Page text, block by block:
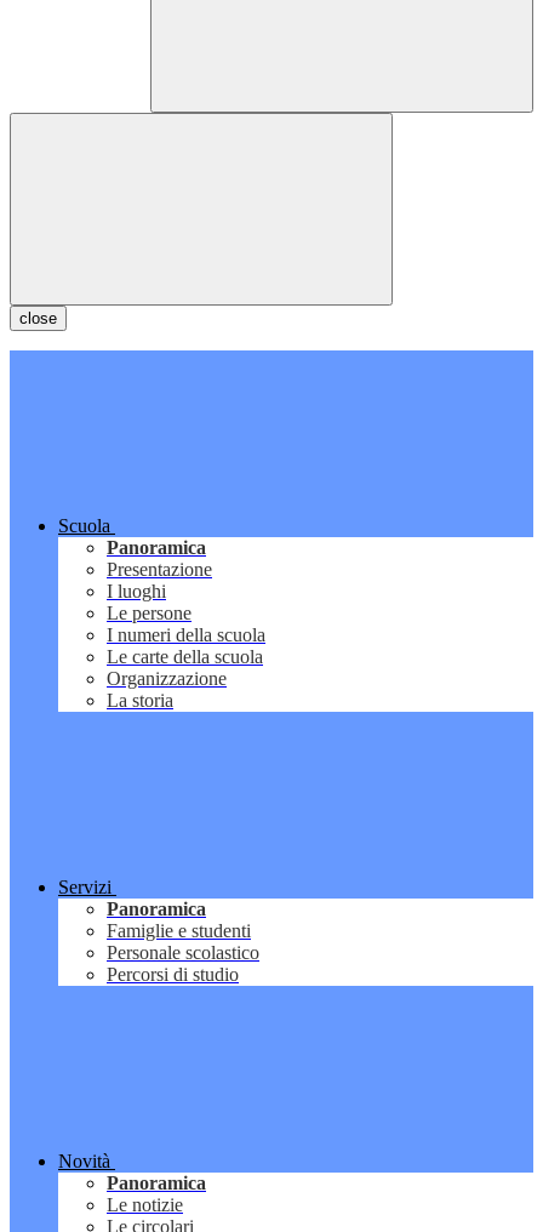
close
Scuola
Panoramica
Presentazione
I luoghi
Le persone
I numeri della scuola
Le carte della scuola
Organizzazione
La storia
Servizi
Panoramica
Famiglie e studenti
Personale scolastico
Percorsi di studio
Novità
Panoramica
Le notizie
Le circolari